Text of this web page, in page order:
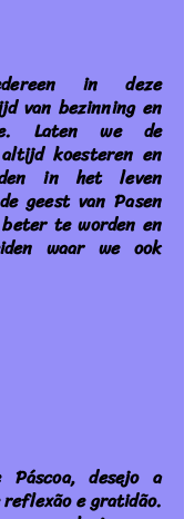
in deze
van bezinning en
Laten we de
koesteren en
in het leven
geest van Pasen
te worden en
waar we ook
desejo a
e gratidão.